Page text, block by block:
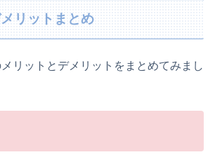
リットまとめ
リットとデメリットをまとめてみまし